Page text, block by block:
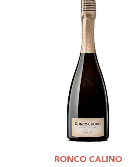
RONCO CALINO